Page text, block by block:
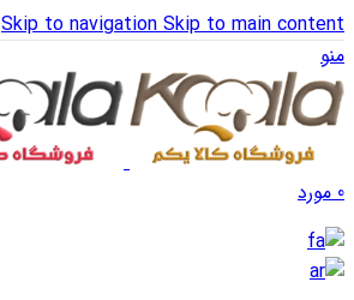
Skip to navigationSkip to main content
منو
0 مورد